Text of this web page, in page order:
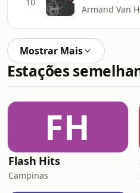
Mostrar Mais
Estações
FH
Flash Hits
Campinas